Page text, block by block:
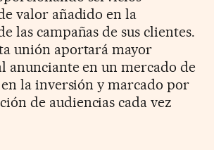
valor añadido en la
las campañas de sus clientes.
unión aportará mayor
anunciante en un mercado de
la inversión y marcado por
de audiencias cada vez